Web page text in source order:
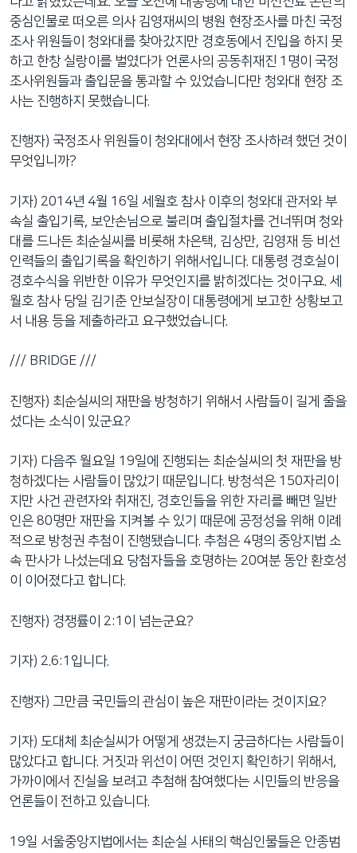
중심인물로 떠오른 의사 김영재씨의 병원 현장조사를 마친 국정
조사 위원들이 청와대를 찾아갔지만 경호동에서 진입을 하지 못
하고 한창 실랑이를 벌였다가 언론사의 공동취재진 1명이 국정
조사위원들과 출입문을 통과할 수 있었습니다만 청와대 현장 조
사는 진행하지 못했습니다.
진행자) 국정조사 위원들이 청와대에서 현장 조사하려 했던 것이
무엇입니까?
기자) 2014년 4월 16일 세월호 참사 이후의 청와대 관저와 부
속실 출입기록, 보안손님으로 불리며 출입절차를 건너뛰며 청와
대를 드나든 최순실씨를 비롯해 차은택, 김상만, 김영재 등 비선
인력들의 출입기록을 확인하기 위해서입니다. 대통령 경호실이
경호수식을 위반한 이유가 무엇인지를 밝히겠다는 것이구요. 세
월호 참사 당일 김기춘 안보실장이 대통령에게 보고한 상황보고
서 내용 등을 제출하라고 요구했었습니다.
/// BRIDGE ///
진행자) 최순실씨의 재판을 방청하기 위해서 사람들이 길게 줄을
섰다는 소식이 있군요?
기자) 다음주 월요일 19일에 진행되는 최순실씨의 첫 재판을 방
청하겠다는 사람들이 많았기 때문입니다. 방청석은 150자리이
지만 사건 관련자와 취재진, 경호인들을 위한 자리를 빼면 일반
인은 80명만 재판을 지켜볼 수 있기 때문에 공정성을 위해 이례
적으로 방청권 추첨이 진행됐습니다. 추첨은 4명의 중앙지법 소
속 판사가 나섰는데요 당첨자들을 호명하는 20여분 동안 환호성
이 이어졌다고 합니다.
진행자) 경쟁률이 2:1이 넘는군요?
기자) 2.6:1입니다.
진행자) 그만큼 국민들의 관심이 높은 재판이라는 것이지요?
기자) 도대체 최순실씨가 어떻게 생겼는지 궁금하다는 사람들이
많았다고 합니다. 거짓과 위선이 어떤 것인지 확인하기 위해서,
가까이에서 진실을 보려고 추첨해 참여했다는 시민들의 반응을
언론들이 전하고 있습니다.
19일 서울중앙지법에서는 최순실 사태의 핵심인물들은 안종범